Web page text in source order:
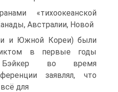
«тихоокеанской
Австралии, Новой
и Южной Кореи) были
в первые годы
Бэйкер во время
заявлял, что
для